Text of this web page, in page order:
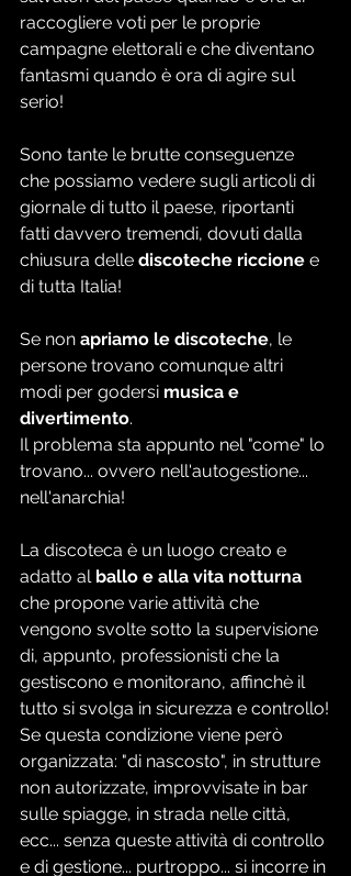
raccogliere voti per le proprie
campagne elettorali e che diventano
fantasmi quando è ora di agire sul
serio!
Sono tante le brutte conseguenze
che possiamo vedere sugli articoli di
giornale di tutto il paese, riportanti
fatti davvero tremendi, dovuti dalla
chiusura delle discoteche riccione e
di tutta Italia!
Se non apriamo le discoteche, le
persone trovano comunque altri
modi per godersi musica e
divertimento.
Il problema sta appunto nel "come" lo
trovano... ovvero nell'autogestione...
nell'anarchia!
La discoteca è un luogo creato e
adatto al ballo e alla vita notturna
che propone varie attività che
vengono svolte sotto la supervisione
di, appunto, professionisti che la
gestiscono e monitorano, affinchè il
tutto si svolga in sicurezza e controllo!
Se questa condizione viene però
organizzata: "di nascosto", in strutture
non autorizzate, improvvisate in bar
sulle spiagge, in strada nelle città,
ecc... senza queste attività di controllo
e di gestione... purtroppo... si incorre in